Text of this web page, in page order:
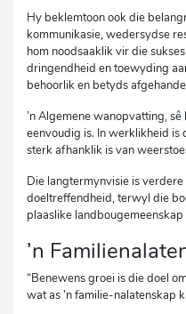
Hy beklemtoon ook die
kommunikasie, wedersydse
hom noodsaaklik vir die
dringendheid en toewyding
behoorlik en betyds
’n Algemene wanopvatting,
eenvoudig is. In werklikheid is
sterk afhanklik is van
Die langtermynvisie is
doeltreffendheid, terwyl die
plaaslike landbougemeenskap
’n
“Benewens groei is die doel
wat as ’n familie-nalatenskap